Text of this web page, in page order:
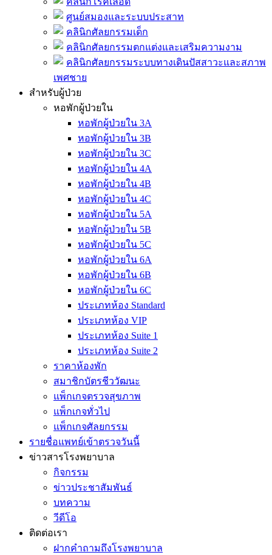
ศูนย์สมองและระบบประสาท
คลินิกศัลยกรรมเด็ก
คลินิกศัลยกรรมตกแต่งและเสริมความงาม
คลินิกศัลยกรรมระบบทางเดินปัสสาวะและสภาพ
เพศชาย
สำหรับผู้ป่วย
หอพักผู้ป่วยใน
หอพักผู้ป่วยใน 3A
หอพักผู้ป่วยใน 3B
หอพักผู้ป่วยใน 3C
หอพักผู้ป่วยใน 4A
หอพักผู้ป่วยใน 4B
หอพักผู้ป่วยใน 4C
หอพักผู้ป่วยใน 5A
หอพักผู้ป่วยใน 5B
หอพักผู้ป่วยใน 5C
หอพักผู้ป่วยใน 6A
หอพักผู้ป่วยใน 6B
หอพักผู้ป่วยใน 6C
ประเภทห้อง Standard
ประเภทห้อง VIP
ประเภทห้อง Suite 1
ประเภทห้อง Suite 2
ราคาห้องพัก
สมาชิกบัตรชีววัฒนะ
แพ็กเกจตรวจสุขภาพ
แพ็กเกจทั่วไป
แพ็กเกจศัลยกรรม
รายชื่อแพทย์เข้าตรวจวันนี้
ข่าวสารโรงพยาบาล
กิจกรรม
ข่าวประชาสัมพันธ์
บทความ
วีดีโอ
ติดต่อเรา
ฝากคำถามถึงโรงพยาบาล